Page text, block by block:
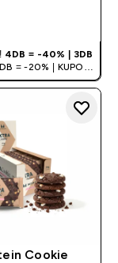
4DB = -40% | 3DB
= -20% | KUPON:
DEALHU
Cookie